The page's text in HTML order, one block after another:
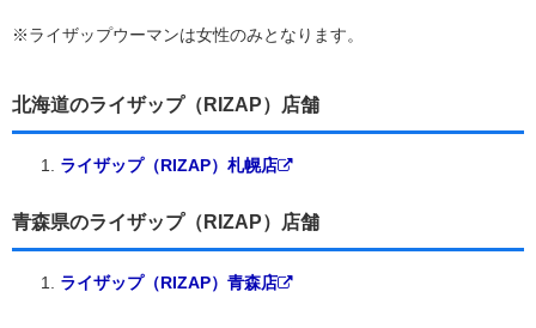
※ライザップウーマンは女性のみとなります。
北海道のライザップ（RIZAP）店舗
ライザップ（RIZAP）札幌店
青森県のライザップ（RIZAP）店舗
ライザップ（RIZAP）青森店